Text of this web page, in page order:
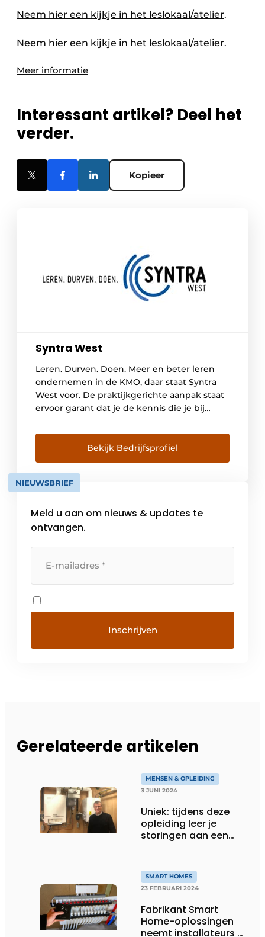
Neem hier een kijkje in het leslokaal/atelier.
Neem hier een kijkje in het leslokaal/atelier.
Meer informatie
Interessant artikel? Deel het
verder.
Kopieer
Syntra West
Leren. Durven. Doen. Meer en beter leren
ondernemen in de KMO, daar staat Syntra
West voor. De praktijkgerichte aanpak staat
ervoor garant dat je de kennis die je bij
professioneel kunt toepassen. Syntra West
leidt vooral medewerkers, kaderleden en
bedrijfsleiders voor kleine & middelgrote
ondernemingen op, maar ook organisaties
uit […]
Bekijk Bedrijfsprofiel
NIEUWSBRIEF
Meld u aan om nieuws & updates te
ontvangen.
Gerelateerde artikelen
MENSEN & OPLEIDING
3 JUNI 2024
Uniek: tijdens deze
opleiding leer je
storingen aan een
SMART HOMES
23 FEBRUARI 2024
Fabrikant Smart
Home-oplossingen
neemt installateurs bij